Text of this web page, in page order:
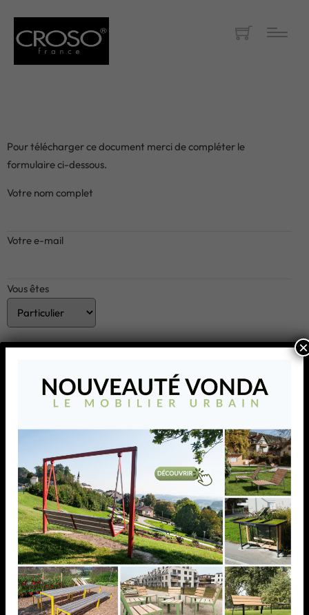
Pour télécharger ce document merci de compléter le
formulaire ci-dessous.
Votre nom complet
Votre e-mail
Vous êtes
CROSO FRANCE s’affirme comme le fournisseur de
systèmes innovants au travers de marques telles que
Crosilux® et convertit ses idées et ses visions en produits
×